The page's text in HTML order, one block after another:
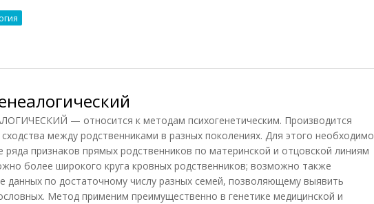
— относится к методам психогенетическим. Производится
между родственниками в разных поколениях. Для этого необходимо
ряда признаков прямых родственников по материнской и отцовской линиям
более широкого круга кровных родственников; возможно также
данных по достаточному числу разных семей, позволяющему выявить
Метод применим преимущественно в генетике медицинской и